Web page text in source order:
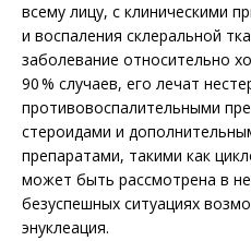
всему лицу, с клиническими
и воспаления склеральной
заболевание относительно
90 % случаев, его лечат
противовоспалительными
стероидами и
препаратами, такими как
может быть рассмотрена в
безуспешных ситуациях
энуклеация.